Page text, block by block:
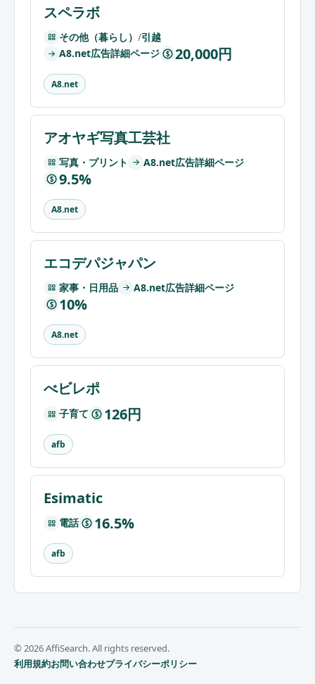
スペラボ
その他（暮らし） /引越
A8.net広告詳細ページ
$ 20,000円
A8.net
アオヤギ写真工芸社
写真・プリント A8.net広告詳細ページ
$ 9.5%
A8.net
エコデパジャパン
家事・日用品 A8.net広告詳細ページ
$ 10%
A8.net
べビレポ
子育て $ 126円
afb
Esimatic
電話 $ 16.5%
afb
© 2026 AffiSearch. All rights reserved.
利用規約お問い合わせプライバシーポリシー